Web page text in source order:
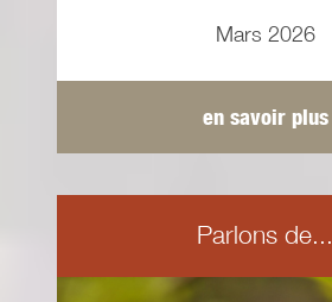
Mars 2026
en savoir plus
Parlons de...